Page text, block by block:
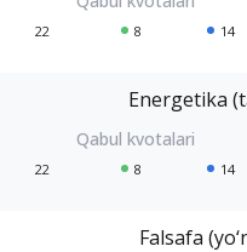
22 8 14
Energetika
22 8 14
Falsafa